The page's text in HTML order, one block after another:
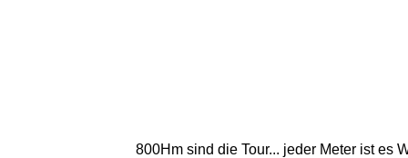
800Hm sind die Tour... jeder Meter ist es